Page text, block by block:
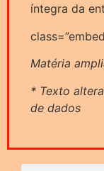
íntegra da
Matéria
* Texto
de dados